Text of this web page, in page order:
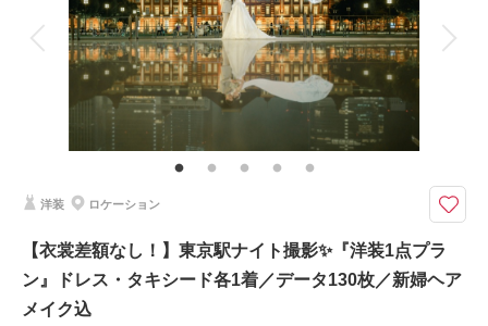
衣装追加 会食 挙式
家族と撮影 家族用衣装レンタル ペットと撮影
その他含むもの
衣裳グレードアップなし・データ3日後納品（色味補正・明るさ補正済でお
スタジオで撮る和洋2着のプランです♡洋装は銀座店・阿佐ヶ谷店からお選
び頂きます
スタジオで和装・ドレスを着られるプラン！
浅草橋店のさまざまなスタジオの背景で撮影をします♪
洋装 ロケーション
【衣裳差額なし！】東京駅ナイト撮影✨『洋装1点プラ
ン』ドレス・タキシード各1着／データ130枚／新婦ヘア
メイク込